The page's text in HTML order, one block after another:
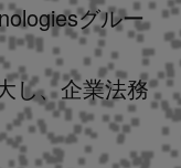
グルー
し、企業法務